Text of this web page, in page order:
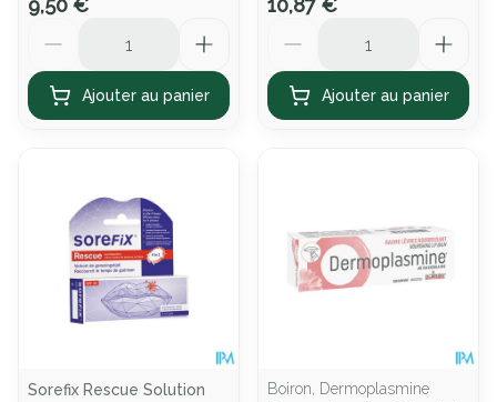
9,50 €
Ajouter au panier
10,87 €
Ajouter au panier
Sorefix Rescue Solution
Boiron, Dermoplasmine